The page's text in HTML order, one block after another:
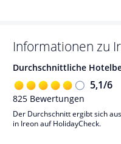
Informationen zu
Durchschnittliche
5,1/6
825 Bewertungen
Der Durchschnitt ergibt sich
in Ireon auf HolidayCheck.